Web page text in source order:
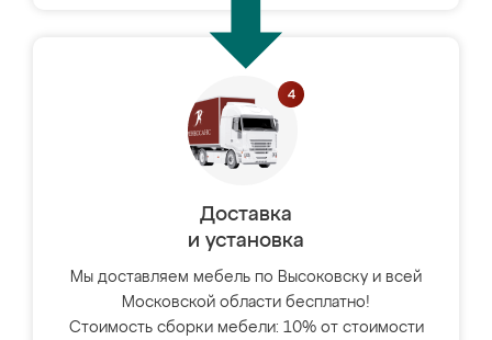
Доставка
и установка
Мы доставляем мебель по Высоковску и всей
Московской области бесплатно!
Стоимость сборки мебели: 10% от стоимости